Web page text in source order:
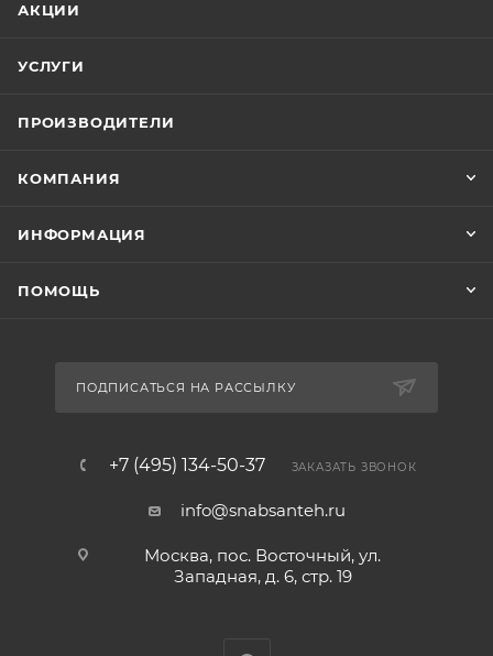
АКЦИИ
УСЛУГИ
ПРОИЗВОДИТЕЛИ
КОМПАНИЯ
ИНФОРМАЦИЯ
ПОМОЩЬ
ПОДПИСАТЬСЯ НА РАССЫЛКУ
+7 (495) 134-50-37 ЗАКАЗАТЬ ЗВОНОК
info@snabsanteh.ru
Москва, пос. Восточный, ул.
Западная, д. 6, стр. 19